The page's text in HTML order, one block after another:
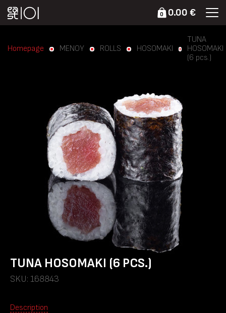
0 0.00 €
Homepage ΜΕΝΟΥ ROLLS HOSOMAKI
TUNA
HOSOMAKI
(6 pcs.)
TUNA HOSOMAKI (6 PCS.)
SKU: 168843
Description